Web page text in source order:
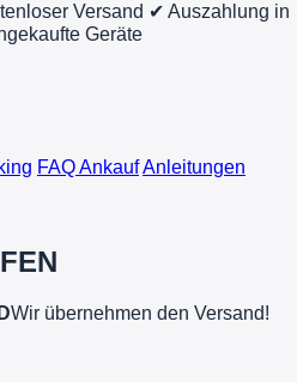
Versand ✔ Auszahlung in
Geräte
FAQ AnkaufAnleitungen
Wir übernehmen den Versand!